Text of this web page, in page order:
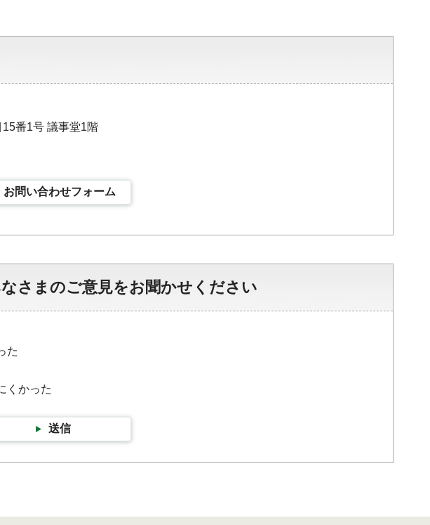
番1号 議事堂1階
お問い合わせフォーム
さまのご意見をお聞かせください
た
くかった
送信